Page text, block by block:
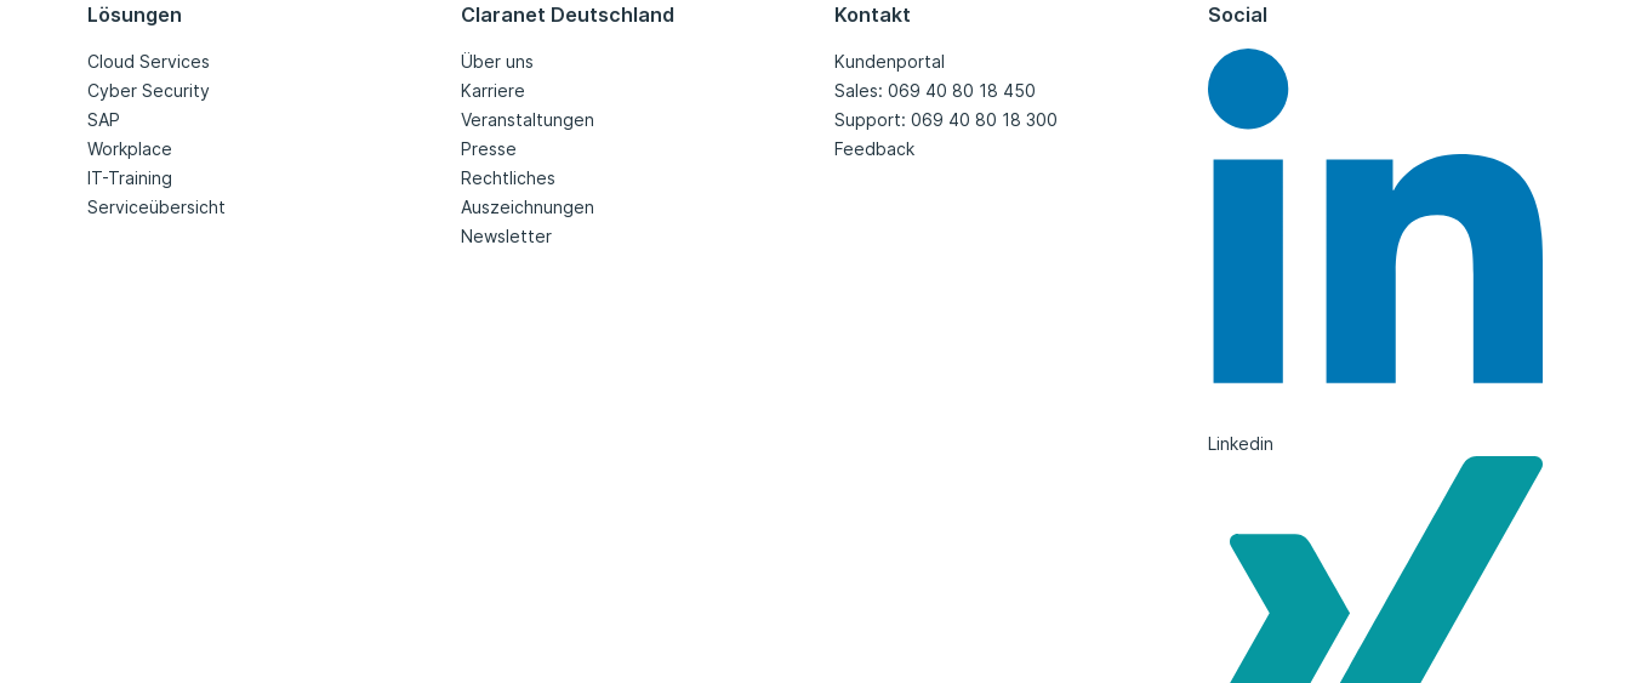
Lösungen
Cloud Services
Cyber Security
SAP
Workplace
IT-Training
Serviceübersicht
Claranet Deutschland
Über uns
Karriere
Veranstaltungen
Presse
Rechtliches
Auszeichnungen
Newsletter
Kontakt
Kundenportal
Sales: 069 40 80 18 450
Support: 069 40 80 18 300
Feedback
Social
Linkedin